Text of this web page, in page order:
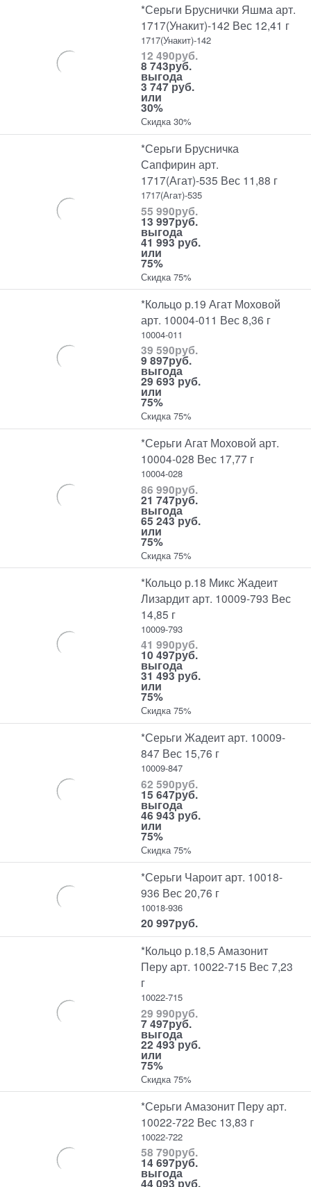
*Серьги Бруснички Яшма арт.
1717(Унакит)-142 Вес 12,41 г
1717(Унакит)-142
12 490руб.
8 743руб.
выгода
3 747 руб.
или
30%
Скидка 30%
*Серьги Брусничка
Сапфирин арт.
1717(Агат)-535 Вес 11,88 г
1717(Агат)-535
55 990руб.
13 997руб.
выгода
41 993 руб.
или
75%
Скидка 75%
*Кольцо р.19 Агат Моховой
арт. 10004-011 Вес 8,36 г
10004-011
39 590руб.
9 897руб.
выгода
29 693 руб.
или
75%
Скидка 75%
*Серьги Агат Моховой арт.
10004-028 Вес 17,77 г
10004-028
86 990руб.
21 747руб.
выгода
65 243 руб.
или
75%
Скидка 75%
*Кольцо р.18 Микс Жадеит
Лизардит арт. 10009-793 Вес
14,85 г
10009-793
41 990руб.
10 497руб.
выгода
31 493 руб.
или
75%
Скидка 75%
*Серьги Жадеит арт. 10009-
847 Вес 15,76 г
10009-847
62 590руб.
15 647руб.
выгода
46 943 руб.
или
75%
Скидка 75%
*Серьги Чароит арт. 10018-
936 Вес 20,76 г
10018-936
20 997руб.
*Кольцо р.18,5 Амазонит
Перу арт. 10022-715 Вес 7,23
г
10022-715
29 990руб.
7 497руб.
выгода
22 493 руб.
или
75%
Скидка 75%
*Серьги Амазонит Перу арт.
10022-722 Вес 13,83 г
10022-722
58 790руб.
14 697руб.
выгода
44 093 руб.